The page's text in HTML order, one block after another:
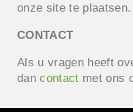
onze site te plaatsen.
CONTACT
Als u vragen heeft
dancontact met ons